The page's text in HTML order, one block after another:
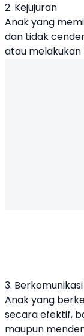
2. Kejujuran
Anak yang
dan tidak
atau melakukan
3.
Anak yang
secara efektif,
maupun